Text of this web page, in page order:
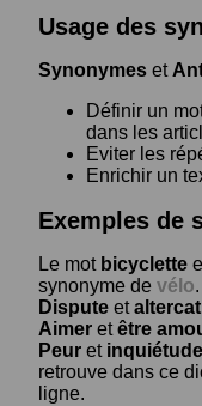
Usage des
Synonymes et
Définir un
dans les
Eviter les
Enrichir un
Exemples de
Le mot bicyclette
synonyme de vélo.
Dispute et
Aimer etêtre
Peur et inquiétude
retrouve dans ce
ligne.